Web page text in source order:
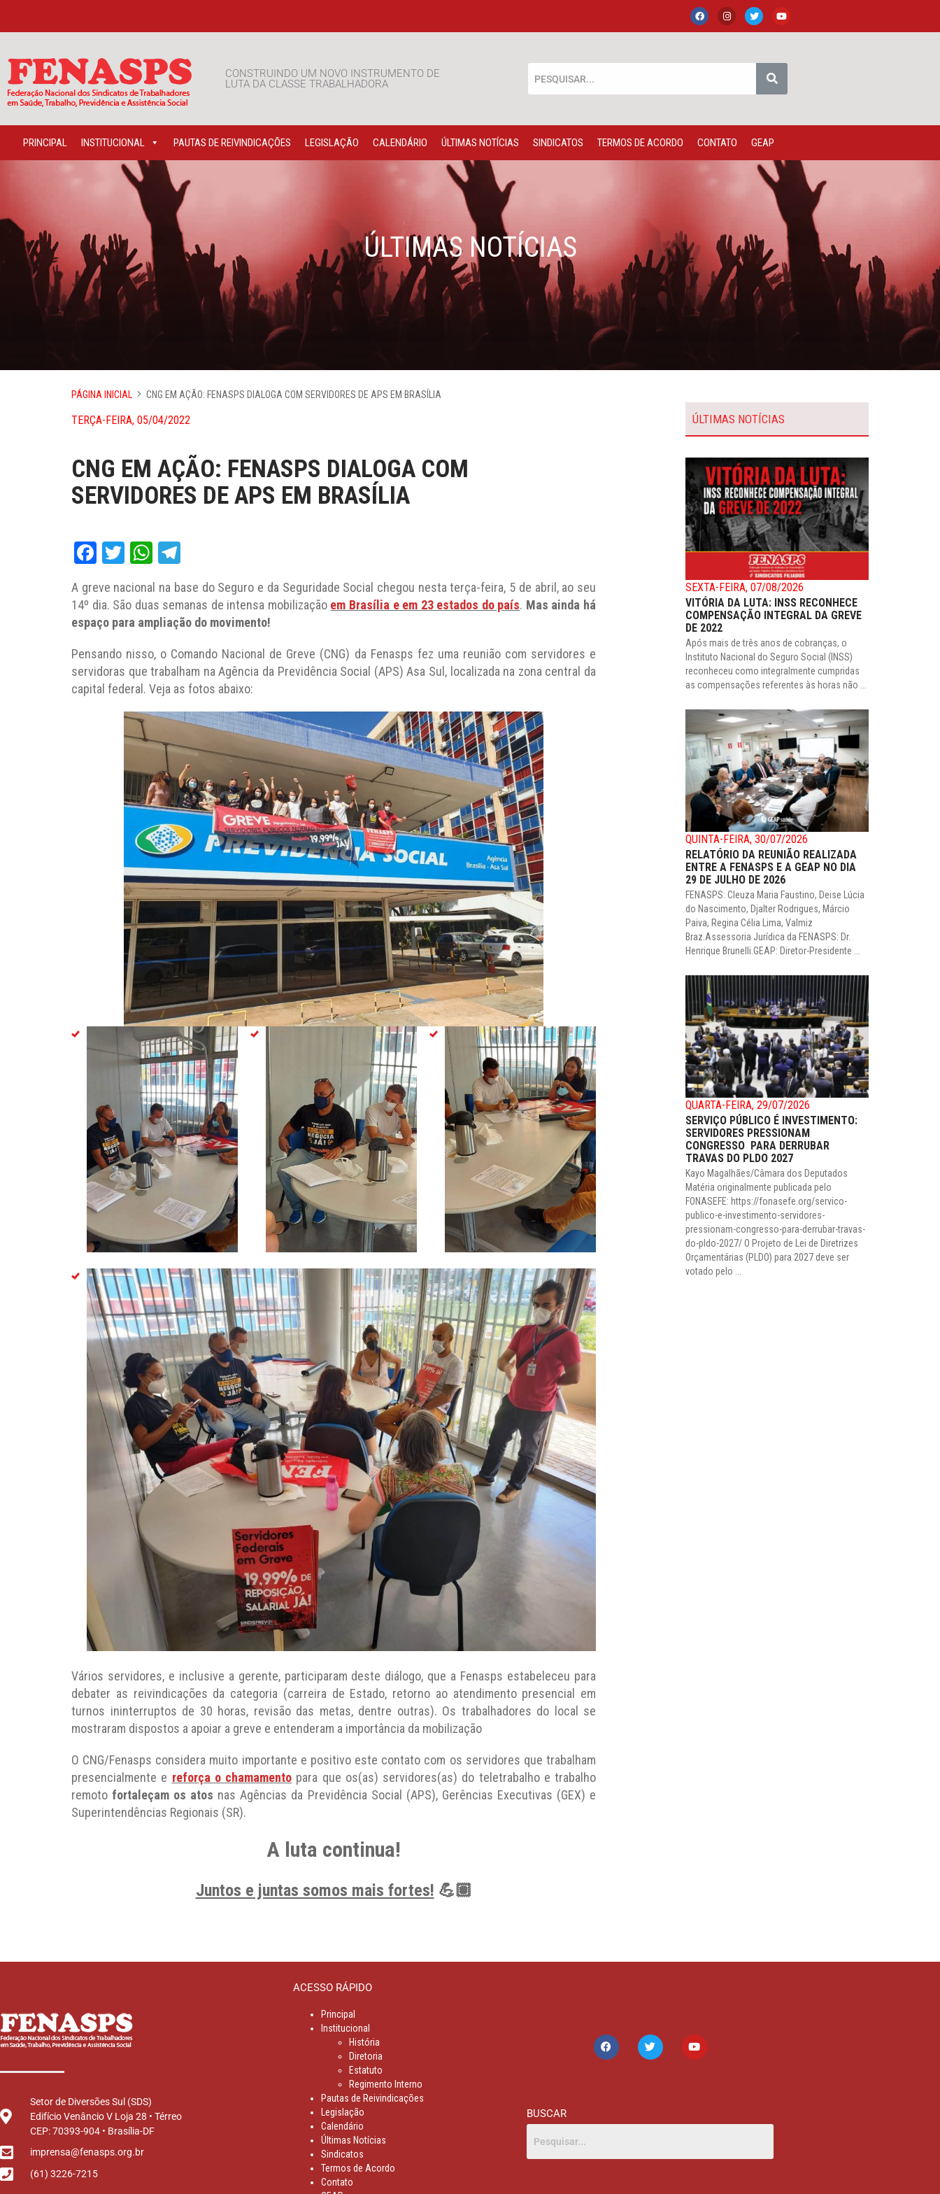
CONSTRUINDO UM NOVO INSTRUMENTO DE
LUTA DA CLASSE TRABALHADORA
PRINCIPAL INSTITUCIONAL PAUTAS DE REIVINDICAÇÕES LEGISLAÇÃO CALENDÁRIO ÚLTIMAS NOTÍCIAS SINDICATOS TERMOS DE ACORDO CONTATO GEAP
ÚLTIMAS NOTÍCIAS
PÁGINA INICIAL CNG EM AÇÃO: FENASPS DIALOGA COM SERVIDORES DE APS EM BRASÍLIA
TERÇA-FEIRA, 05/04/2022
CNG EM AÇÃO: FENASPS DIALOGA COM
SERVIDORES DE APS EM BRASÍLIA
Facebook
TwitterWhatsApp
A greve nacional na base do Seguro e da Seguridade Social chegou nesta terça-feira, 5 de abril, ao seu
14º dia. São duas semanas de intensa mobilização em Brasília e em 23 estados do país. Mas ainda há
espaço para ampliação do movimento!
Pensando nisso, o Comando Nacional de Greve (CNG) da Fenasps fez uma reunião com servidores e
servidoras que trabalham na Agência da Previdência Social (APS) Asa Sul, localizada na zona central da
capital federal. Veja as fotos abaixo:
Vários servidores, e inclusive a gerente, participaram deste diálogo, que a Fenasps estabeleceu para
debater as reivindicações da categoria (carreira de Estado, retorno ao atendimento presencial em
turnos ininterruptos de 30 horas, revisão das metas, dentre outras). Os trabalhadores do local se
mostraram dispostos a apoiar a greve e entenderam a importância da mobilização
O CNG/Fenasps considera muito importante e positivo este contato com os servidores que trabalham
presencialmente e reforça o chamamento para que os(as) servidores(as) do teletrabalho e trabalho
remotofortaleçam os atos nas Agências da Previdência Social (APS), Gerências Executivas (GEX) e
Superintendências Regionais (SR).
A luta continua!
Juntos e juntas somos mais fortes! 💪🏽
ÚLTIMAS NOTÍCIAS
SEXTA-FEIRA, 07/08/2026
VITÓRIA DA LUTA: INSS RECONHECE
COMPENSAÇÃO INTEGRAL DA GREVE
DE 2022
Após mais de três anos de cobranças, o
Instituto Nacional do Seguro Social (INSS)
reconheceu como integralmente cumpridas
as compensações referentes às horas não ...
QUINTA-FEIRA, 30/07/2026
RELATÓRIO DA REUNIÃO REALIZADA
ENTRE A FENASPS E A GEAP NO DIA
29 DE JULHO DE 2026
FENASPS: Cleuza Maria Faustino, Deise Lúcia
do Nascimento, Djalter Rodrigues, Márcio
Paiva, Regina Célia Lima, Valmiz
Braz.Assessoria Jurídica da FENASPS: Dr.
Henrique Brunelli.GEAP: Diretor-Presidente ...
QUARTA-FEIRA, 29/07/2026
SERVIÇO PÚBLICO É INVESTIMENTO:
SERVIDORES PRESSIONAM
CONGRESSO PARA DERRUBAR
TRAVAS DO PLDO 2027
Kayo Magalhães/Câmara dos Deputados
Matéria originalmente publicada pelo
FONASEFE: https://fonasefe.org/servico-
publico-e-investimento-servidores-
pressionam-congresso-para-derrubar-travas-
do-pldo-2027/ O Projeto de Lei de Diretrizes
Orçamentárias (PLDO) para 2027 deve ser
votado pelo ...
Setor de Diversões Sul (SDS)
Edifício Venâncio V Loja 28 • Térreo
CEP: 70393-904 • Brasília-DF
imprensa@fenasps.org.br
(61) 3226-7215
ACESSO RÁPIDO
Principal
Institucional
História
Diretoria
Estatuto
Regimento Interno
Pautas de Reivindicações
Legislação
Calendário
Últimas Notícias
Sindicatos
Termos de Acordo
Contato
BUSCAR